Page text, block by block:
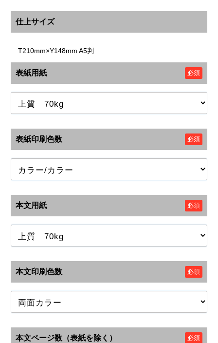
仕上サイズ
T210mm×Y148mm A5判
表紙用紙 必須
表紙印刷色数 必須
本文用紙 必須
本文印刷色数 必須
本文ページ数（表紙を除く） 必須